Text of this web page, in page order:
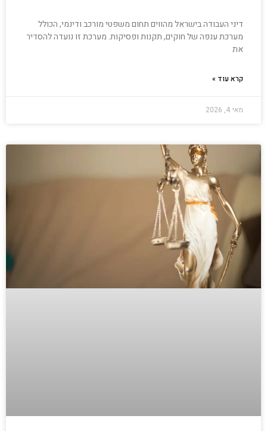
דיני העבודה בישראל מהווים תחום משפטי מורכב ודינמי, הכולל
מערכת ענפה של חוקים, תקנות ופסיקות. מערכת זו נועדה להסדיר
את
קרא עוד »
מאי 4, 2026